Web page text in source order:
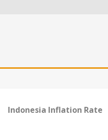
Indonesia Inflation Rate